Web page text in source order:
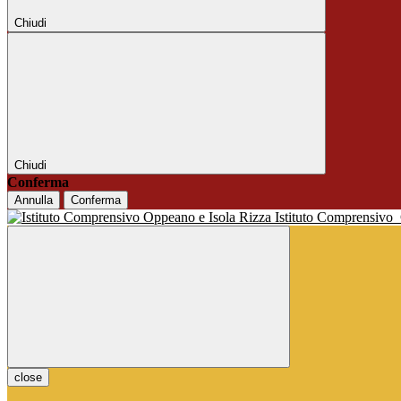
Chiudi
Chiudi
Conferma
Annulla Conferma
Istituto Comprensivo
close